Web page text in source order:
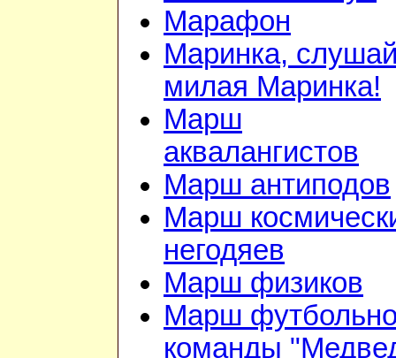
Марафон
Маринка,
милая Маринка!
Марш
аквалангистов
Марш антиподов
Марш
негодяев
Марш физиков
Марш
команды